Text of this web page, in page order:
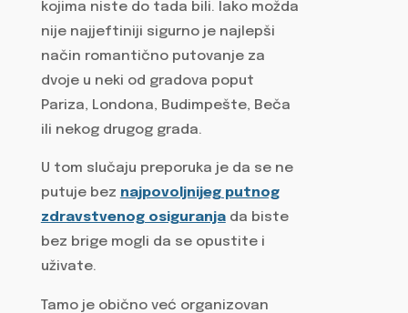
kojima niste do tada bili. Iako možda
nije najjeftiniji sigurno je najlepši
način romantično putovanje za
dvoje u neki od gradova poput
Pariza, Londona, Budimpešte, Beča
ili nekog drugog grada.
U tom slučaju preporuka je da se ne
putuje bez najpovoljnijeg putnog
zdravstvenog osiguranjada biste
bez brige mogli da se opustite i
uživate.
Tamo je obično već organizovan